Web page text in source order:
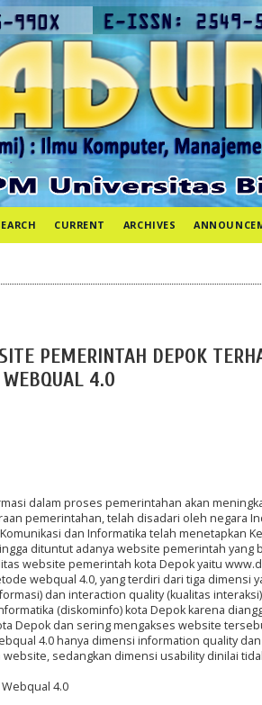
CURRENT ARCHIVES
PEMERINTAH DEPOK
WEBQUAL 4.0
dalam proses pemerintahan akan
pemerintahan, telah disadari oleh negara
dan Informatika telah menetapkan
dituntut adanya website pemerintah yang
website pemerintah kota Depok yaitu
webqual 4.0, yang terdiri dari tiga dimensi
dan interaction quality (kualitas
(diskominfo) kota Depok karena
Depok dan sering mengakses website
4.0 hanya dimensi information quality
sedangkan dimensi usability dinilai
4.0